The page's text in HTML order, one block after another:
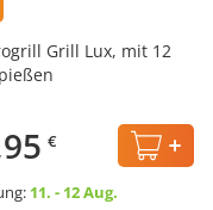
Grill Lux, mit 12
€
11. - 12 Aug.